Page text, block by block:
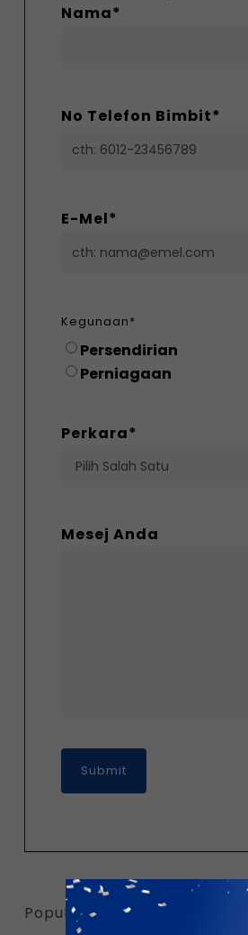
Nama*
No Telefon Bimbit*
E-Mel*
Kegunaan*
Persendirian
Perniagaan
Perkara*
Mesej Anda
Popular